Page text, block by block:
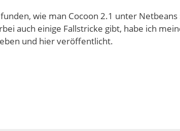
wie man Cocoon 2.1 unter Netbeans
auch einige Fallstricke gibt, habe ich
und hier veröffentlicht.